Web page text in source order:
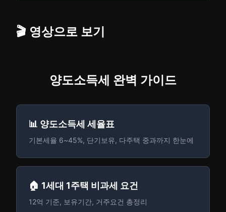
🎬 영상으로 보기
양도소득세 완벽 가이드
📊 양도소득세 세율표
기본세율 6~45%, 단기보유, 다주택 중과까지 한눈에
🏠 1세대 1주택 비과세 요건
12억 기준, 보유기간, 거주요건 총정리